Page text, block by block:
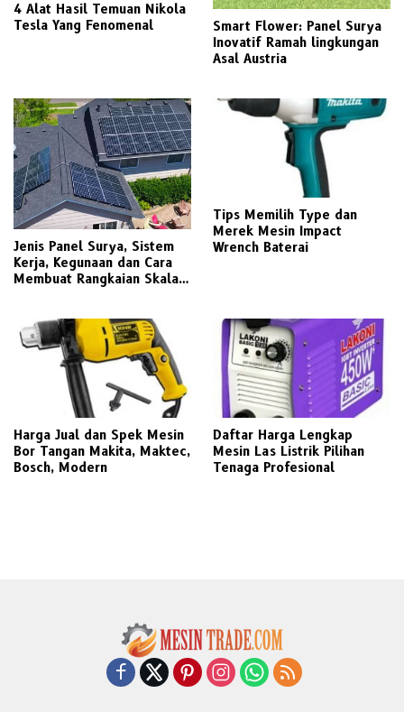
4 Alat Hasil Temuan Nikola
Tesla Yang Fenomenal
Smart Flower: Panel Surya
Inovatif Ramah lingkungan
Asal Austria
Jenis Panel Surya, Sistem
Kerja, Kegunaan dan Cara
Membuat Rangkaian Skala
Tips Memilih Type dan
Merek Mesin Impact
Wrench Baterai
Harga Jual dan Spek Mesin
Bor Tangan Makita, Maktec,
Bosch, Modern
Daftar Harga Lengkap
Mesin Las Listrik Pilihan
Tenaga Profesional